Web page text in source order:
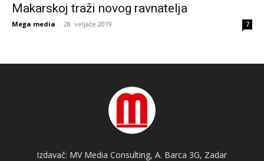
Makarskoj traži novog ravnatelja
Mega media - 28. veljače 2019. 7
Izdavač: MV Media Consulting, A. Barca 3G, Zadar